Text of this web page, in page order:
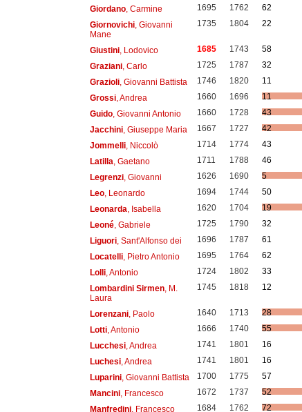
Giordano, Carmine 1695 1762
62
Giornovichi, Giovanni
Mane
1735 1804 22
Giustini, Lodovico 1685 1743
58
Graziani, Carlo 1725 1787
32
Grazioli, Giovanni Battista 1746 1820
11
Grossi, Andrea 1660 1696
11
Guido, Giovanni Antonio 1660 1728
43
Jacchini, Giuseppe Maria 1667 1727
42
Jommelli, Niccolò 1714 1774
43
Latilla, Gaetano 1711 1788
46
Legrenzi, Giovanni 1626 1690
5
Leo, Leonardo 1694 1744
50
Leonarda, Isabella 1620 1704
19
Leoné, Gabriele 1725 1790
32
Liguori, Sant'Alfonso dei 1696 1787
61
Locatelli, Pietro Antonio 1695 1764
62
Lolli, Antonio 1724 1802
33
Lombardini Sirmen, M.
Laura
1745 1818 12
Lorenzani, Paolo 1640 1713
28
Lotti, Antonio 1666 1740
55
Lucchesi, Andrea 1741 1801
16
Luchesi, Andrea 1741 1801
16
Luparini, Giovanni Battista 1700 1775
57
Mancini, Francesco 1672 1737
52
Manfredini, Francesco 1684 1762 72